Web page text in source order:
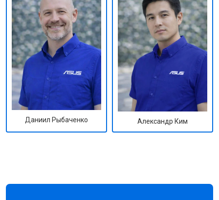
Даниил Рыбаченко Александр Ким